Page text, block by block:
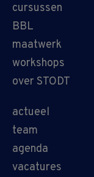
cursussen
BBL
maatwerk
workshops
over STODT
actueel
team
agenda
vacatures